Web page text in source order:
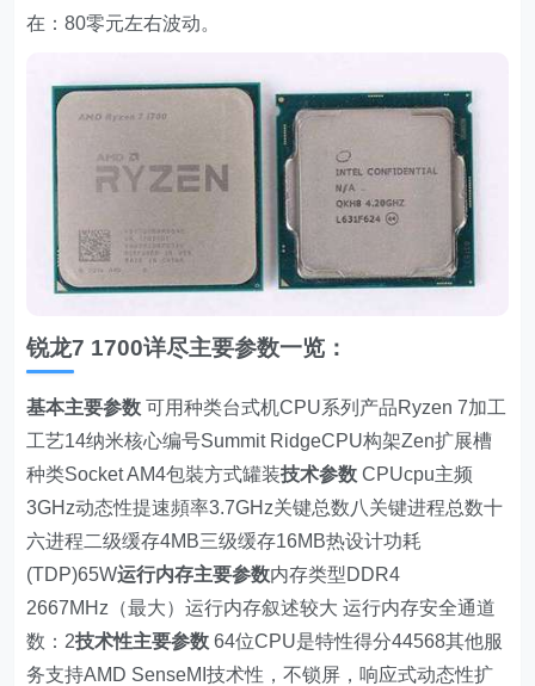
在：80零元左右波动。
锐龙7 1700详尽主要参数一览：
基本主要参数 可用种类台式机CPU系列产品Ryzen 7加工
工艺14纳米核心编号Summit RidgeCPU构架Zen扩展槽
种类Socket AM4包裝方式罐装技术参数 CPUcpu主频
3GHz动态性提速頻率3.7GHz关键总数八关键进程总数十
六进程二级缓存4MB三级缓存16MB热设计功耗
(TDP)65W运行内存主要参数内存类型DDR4
2667MHz（最大）运行内存叙述较大 运行内存安全通道
数：2技术性主要参数 64位CPU是特性得分44568其他服
务支持AMD SenseMI技术性，不锁屏，响应式动态性扩